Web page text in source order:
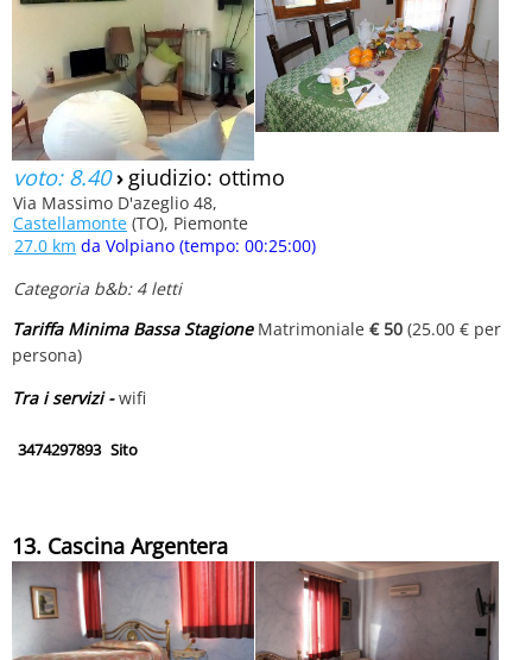
voto: 8.40› giudizio: ottimo
Via Massimo D'azeglio 48,
Castellamonte (TO), Piemonte
27.0 km da Volpiano (tempo: 00:25:00)
Categoria b&b: 4 letti
Tariffa Minima Bassa StagioneMatrimoniale € 50 (25.00 € per
persona)
Tra i servizi -wifi
3474297893 Sito
13. Cascina Argentera